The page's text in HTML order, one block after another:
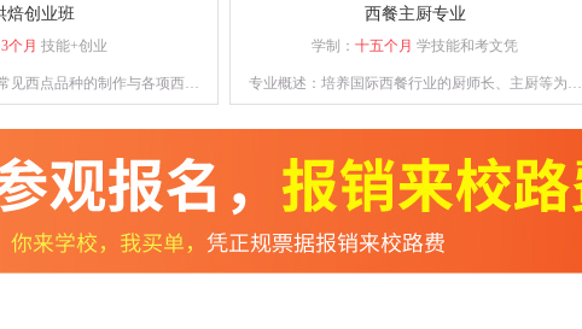
焙创业班
3个月 技能+创业
见西点品种的制作与各项西点
西餐主厨专业
学制：十五个月 学技能和考文凭
专业概述：培养国际西餐行业的厨师长、主厨等为目
味菜肴创新技能。